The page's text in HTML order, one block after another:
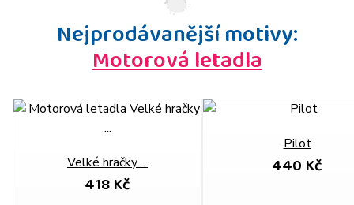
Nejprodávanější motivy:
Motorová letadla
Velké hračky ...
418 Kč
Pilot
440 Kč